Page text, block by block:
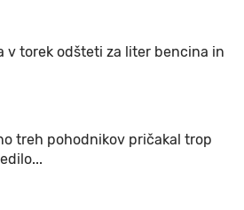
v torek odšteti za liter bencina in
treh pohodnikov pričakal trop